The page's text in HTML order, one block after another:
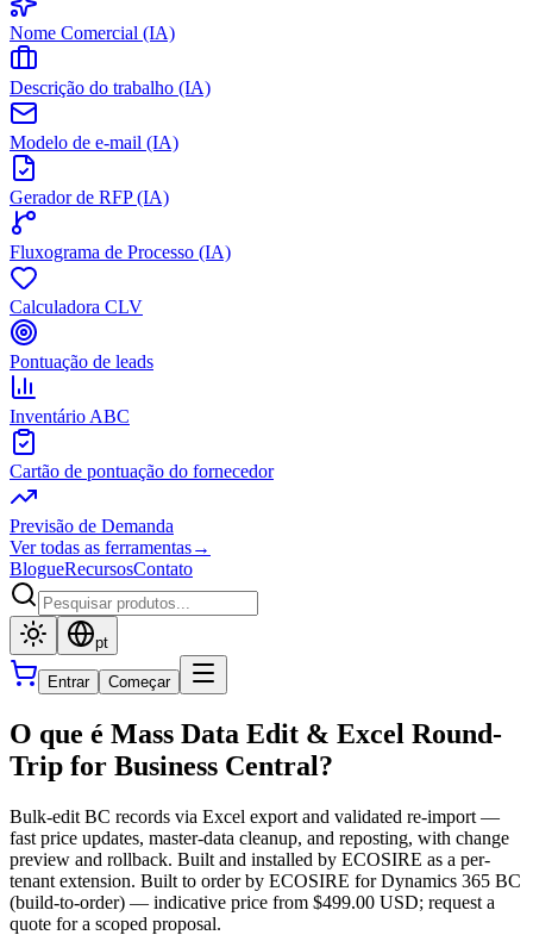
Nome Comercial (IA)
Descrição do trabalho (IA)
Modelo de e-mail (IA)
Gerador de RFP (IA)
Fluxograma de Processo (IA)
Calculadora CLV
Pontuação de leads
Inventário ABC
Cartão de pontuação do fornecedor
Previsão de Demanda
Ver todas as ferramentas→
BlogueRecursosContato
pt
Entrar Começar
O que é Mass Data Edit & Excel Round-
Trip for Business Central?
Bulk-edit BC records via Excel export and validated re-import —
fast price updates, master-data cleanup, and reposting, with change
preview and rollback. Built and installed by ECOSIRE as a per-
tenant extension. Built to order by ECOSIRE for Dynamics 365 BC
(build-to-order) — indicative price from $499.00 USD; request a
quote for a scoped proposal.